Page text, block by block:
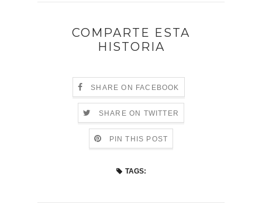
COMPARTE ESTA
HISTORIA
SHARE ON FACEBOOK
SHARE ON TWITTER
PIN THIS POST
TAGS: